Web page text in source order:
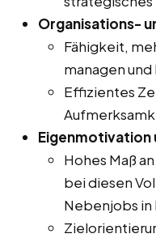
Organisations-
Fähigkeit,
managen
Effizientes
Eigenmotivation
Hohes Maß
bei diesen
Nebenjobs in